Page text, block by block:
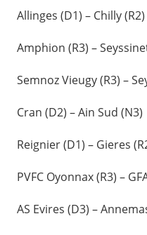
Allinges (D1) – Chilly (R2)
Amphion (R3) –
Semnoz Vieugy (R3) –
Cran (D2) – Ain Sud (N3)
Reignier (D1) – Gieres
PVFC Oyonnax (R3) –
AS Evires (D3) –